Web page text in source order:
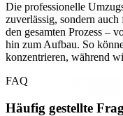
Die professionelle
zuverlässig, sondern
den gesamten Prozess –
hin zum Aufbau. So
konzentrieren, während
FAQ
Häufig gestellte